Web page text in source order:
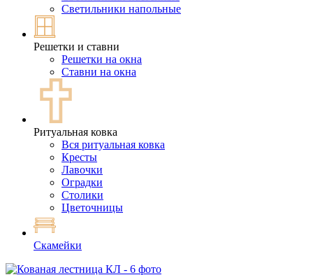
Светильники напольные
Решетки и ставни
Решетки на окна
Ставни на окна
Ритуальная ковка
Вся ритуальная ковка
Кресты
Лавочки
Оградки
Столики
Цветочницы
Скамейки